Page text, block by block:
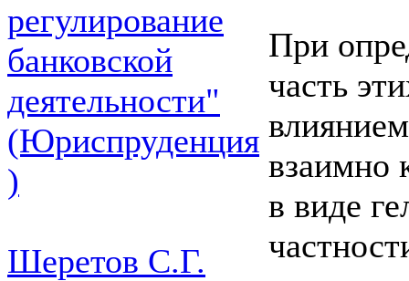
регулирование
банковской
деятельности"
(Юриспруденция
)
Шеретов С.Г.
При
часть
взаимно
в виде